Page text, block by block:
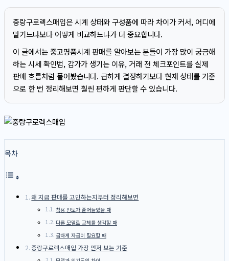
중랑구로렉스매입은 시계 상태와 구성품에 따라 차이가 커서, 어디에
맡기느냐보다 어떻게 비교하느냐가 더 중요합니다.
이 글에서는 중고명품시계 판매를 알아보는 분들이 가장 많이 궁금해
하는 시세 확인법, 감가가 생기는 이유, 거래 전 체크포인트를 실제
판매 흐름처럼 풀어봤습니다. 급하게 결정하기보다 현재 상태를 기준
으로 한 번 정리해보면 훨씬 편하게 판단할 수 있습니다.
목차
왜 지금 판매를 고민하는지부터 정리해보면
착용 빈도가 줄어들었을 때
다른 모델로 교체를 생각할 때
급하게 자금이 필요할 때
중랑구로렉스매입 가장 먼저 보는 기준